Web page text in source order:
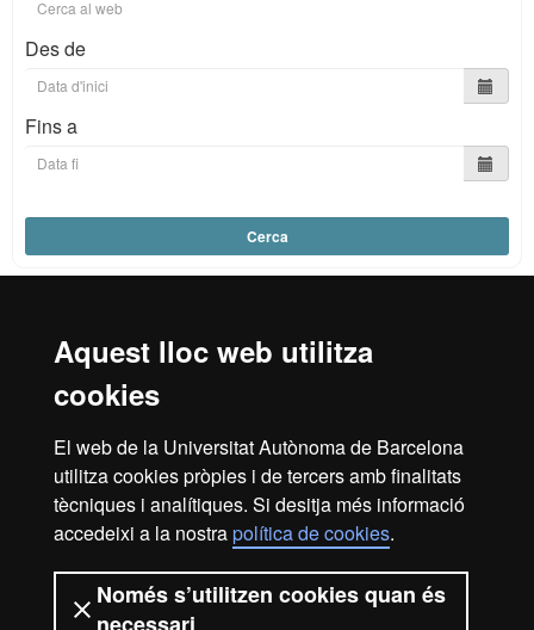
Aquest lloc web utilitza
cookies
El web de la Universitat Autònoma de Barcelona
utilitza cookies pròpies i de tercers amb finalitats
tècniques i analítiques. Si desitja més informació
accedeixi a la nostrapolítica de cookies.
Només s’utilitzen cookies quan és
Des de
Fins a
Cerca
Reconeixement internacional de l'excel·lència
HR
Inici Avís legal
Política de privacitat
Protecció de dades Sobre el web
Som una universitat capdavantera que imparteix una